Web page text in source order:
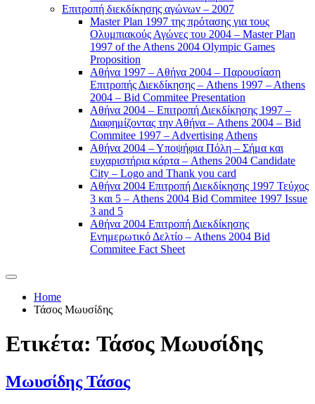
Επιτροπή διεκδίκησης αγώνων – 2007
Master Plan 1997 της πρότασης για τους
Ολυμπιακούς Αγώνες του 2004 – Master Plan
1997 of the Athens 2004 Olympic Games
Proposition
Αθήνα 1997 – Αθήνα 2004 – Παρουσίαση
Επιτροπής Διεκδίκησης – Athens 1997 – Athens
2004 – Bid Commitee Presentation
Αθήνα 2004 – Επιτροπή Διεκδίκησης 1997 –
Διαφημίζοντας την Αθήνα – Athens 2004 – Bid
Commitee 1997 – Advertising Athens
Αθήνα 2004 – Υποψήφια Πόλη – Σήμα και
ευχαριστήρια κάρτα – Athens 2004 Candidate
City – Logo and Thank you card
Αθήνα 2004 Επιτροπή Διεκδίκησης 1997 Τεύχος
3 και 5 – Athens 2004 Bid Commitee 1997 Issue
3 and 5
Αθήνα 2004 Επιτροπή Διεκδίκησης
Ενημερωτικό Δελτίο – Athens 2004 Bid
Commitee Fact Sheet
Home
Τάσος Μωυσίδης
Ετικέτα: Τάσος Μωυσίδης
Μωυσίδης Τάσος